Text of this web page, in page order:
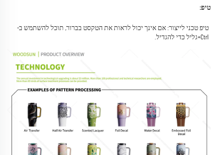
טיפ:
טיפ טכני לייצור: אם אינך יכול לראות את הטקסט בברור, תוכל להשתמש ב-
Ctrl+גליל כדי להגדיל.